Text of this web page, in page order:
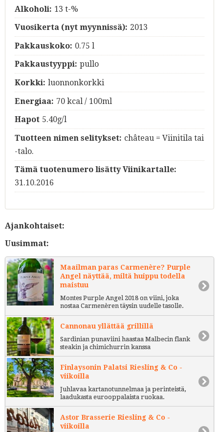
Alkoholi: 13 t-%
Vuosikerta (nyt myynnissä): 2013
Pakkauskoko: 0.75 l
Pakkaustyyppi: pullo
Korkki: luonnonkorkki
Energiaa: 70 kcal / 100ml
Hapot 5.40g/l
Tuotteen nimen selitykset: château = Viinitila tai
-talo.
Tämä tuotenumero lisätty Viinikartalle:
31.10.2016
Ajankohtaiset:
Uusimmat:
Maailman paras Carmenère? Purple
Angel näyttää, miltä huippu todella
maistuu
Montes Purple Angel 2018 on viini, joka
nostaa Carmenèren täysin uudelle tasolle.
Cannonau yllättää grillillä
Sardinian punaviini haastaa Malbecin flank
steakin ja chimichurrin kanssa
Finlaysonin Palatsi Riesling & Co -
viikoilla
Juhlavaa kartanotunnelmaa ja perinteistä,
laadukasta eurooppalaista ruokaa.
Astor Brasserie Riesling & Co -
viikoilla